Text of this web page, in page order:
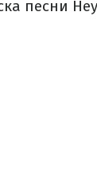
песни